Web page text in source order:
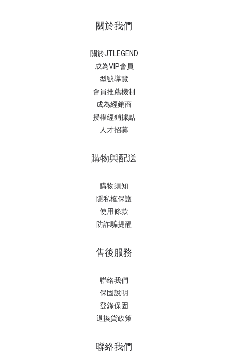
關於我們
關於JTLEGEND
成為VIP會員
型號導覽
會員推薦機制
成為經銷商
授權經銷據點
人才招募
購物與配送
購物須知
隱私權保護
使用條款
防詐騙提醒
售後服務
聯絡我們
保固說明
登錄保固
退換貨政策
聯絡我們